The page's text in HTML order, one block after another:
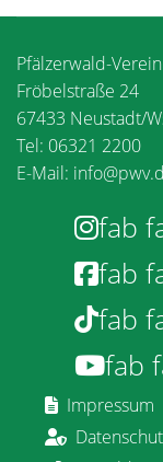
Pfälzerwald-
Fröbelstraße 24
67433 Neustadt/
Tel: 06321 2200
E-Mail:
fab
fab
fab
fab
Impressum